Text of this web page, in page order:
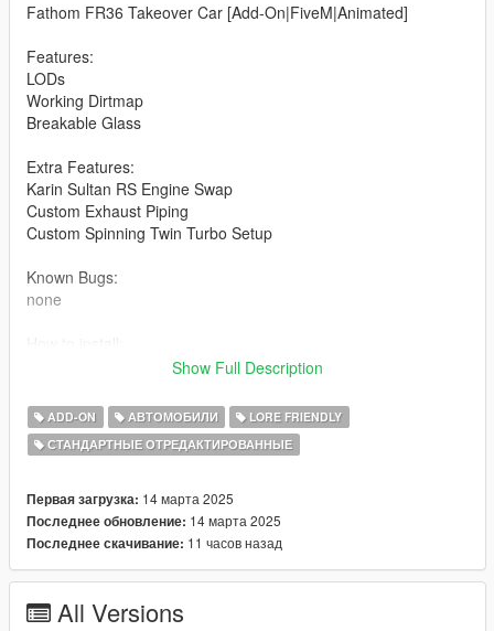
Fathom FR36 Takeover Car [Add-On|FiveM|Animated]
Features:
LODs
Working Dirtmap
Breakable Glass
Extra Features:
Karin Sultan RS Engine Swap
Custom Exhaust Piping
Custom Spinning Twin Turbo Setup
Known Bugs:
none
2.Add this line -> dlcpacks:\mk2fr46takeover\ to the dlclist.xml
(mods\update\update.rpf\common\data)
Notes:
RockStar - original model
Show Full Description
ADD-ON АВТОМОБИЛИ
LORE FRIENDLY
СТАНДАРТНЫЕ ОТРЕДАКТИРОВАННЫЕ
Первая загрузка: 14 марта 2025
Последнее обновление: 14 марта 2025
Последнее скачивание: 11 часов назад
All Versions